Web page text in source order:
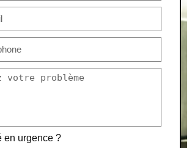
en urgence ?